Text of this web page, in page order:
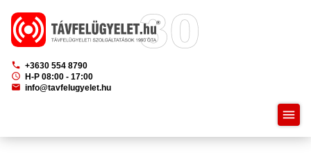
phone +3630 554 8790
schedule
H-P 08:00 - 17:00
mail info@tavfelugyelet.hu
menu